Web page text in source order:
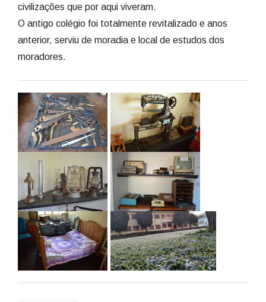
civilizações que por aqui viveram.
O antigo colégio foi totalmente revitalizado e anos
anterior, serviu de moradia e local de estudos dos
moradores.